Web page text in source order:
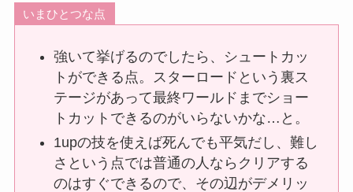
いまひとつな点
強いて挙げるのでしたら、シュートカッ
トができる点。スターロードという裏ス
テージがあって最終ワールドまでショー
トカットできるのがいらないかな…と。
1upの技を使えば死んでも平気だし、難し
さという点では普通の人ならクリアする
のはすぐできるので、その辺がデメリッ